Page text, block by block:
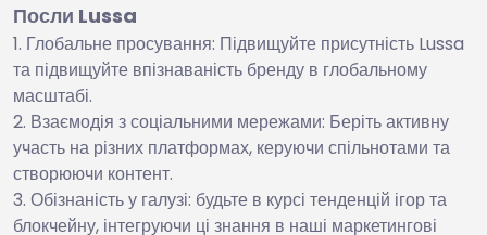
Посли Lussa
Глобальне просування: Підвищуйте присутність Lussa
та підвищуйте впізнаваність бренду в глобальному
масштабі.
Взаємодія з соціальними мережами: Беріть активну
участь на різних платформах, керуючи спільнотами та
створюючи контент.
Обізнаність у галузі: будьте в курсі тенденцій ігор та
блокчейну, інтегруючи ці знання в наші маркетингові